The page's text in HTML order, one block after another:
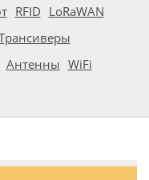
RFID LoRaWAN
Антенны WiFi